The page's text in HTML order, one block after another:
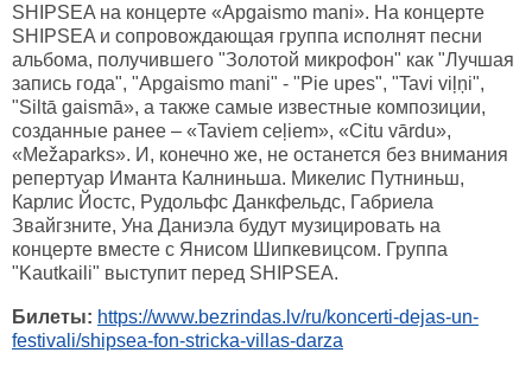
SHIPSEA на концерте «Apgaismo mani». На концерте
SHIPSEA и сопровождающая группа исполнят песни
альбома, получившего "Золотой микрофон" как "Лучшая
запись года", "Apgaismo mani" - "Pie upes", "Tavi viļņi",
"Siltā gaismā», а также самые известные композиции,
созданные ранее – «Taviem ceļiem», «Citu vārdu»,
«Mežaparks». И, конечно же, не останется без внимания
репертуар Иманта Калниньша. Микелис Путниньш,
Карлис Йостс, Рудольфс Данкфельдс, Габриела
Звайгзните, Уна Даниэла будут музицировать на
концерте вместе с Янисом Шипкевицсом. Группа
"Kautkaili" выступит перед SHIPSEA.
Билеты: https://www.bezrindas.lv/ru/koncerti-dejas-un-
festivali/shipsea-fon-stricka-villas-darza